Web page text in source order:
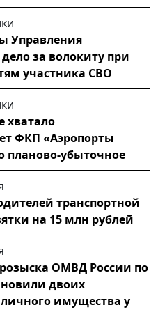
Управления
за волокиту при
участника СВО
хватало
ФКП «Аэропорты
планово-убыточное
транспортной
на 15 млн рублей
ОМВД России по
двоих
имущества у